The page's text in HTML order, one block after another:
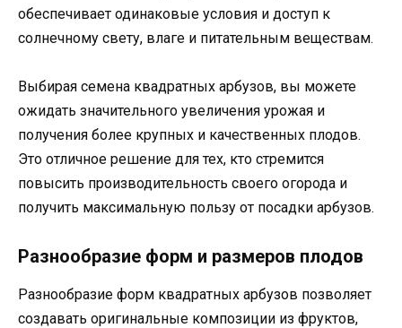
обеспечивает одинаковые условия и доступ к
солнечному свету, влаге и питательным веществам.
Выбирая семена квадратных арбузов, вы можете
ожидать значительного увеличения урожая и
получения более крупных и качественных плодов.
Это отличное решение для тех, кто стремится
повысить производительность своего огорода и
получить максимальную пользу от посадки арбузов.
Разнообразие форм и размеров плодов
Разнообразие форм квадратных арбузов позволяет
создавать оригинальные композиции из фруктов,